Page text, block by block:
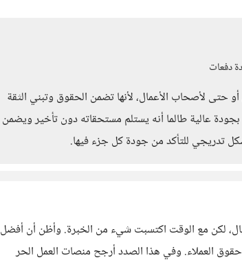
دفعات
حتى لأصحاب الأعمال، لأنها تضمن الحقوق وتبني الثقة
عالية طالما أنه يستلم مستحقاته دون تأخير ويضمن
تدريجي للتأكد من جودة كل جزء فيها.
لكن مع الوقت اكتسبت شيء من الخبرة. وأظن أن أفضل
العملاء. وفي هذا الصدد أرجح منصات العمل الحر